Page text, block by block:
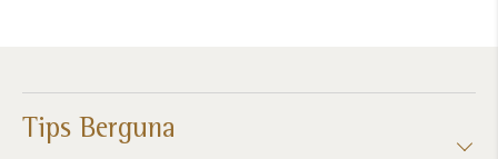
Tips Berguna